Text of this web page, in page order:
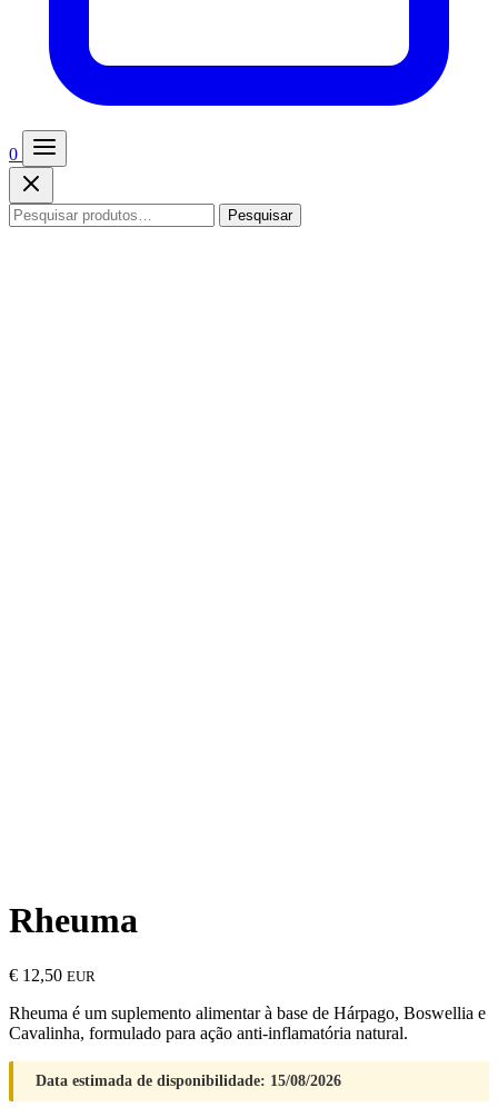
0
Pesquisar
Rheuma
€ 12,50 EUR
Rheuma é um suplemento alimentar à base de Hárpago, Boswellia e
Cavalinha, formulado para ação anti-inflamatória natural.
Data estimada de disponibilidade: 15/08/2026